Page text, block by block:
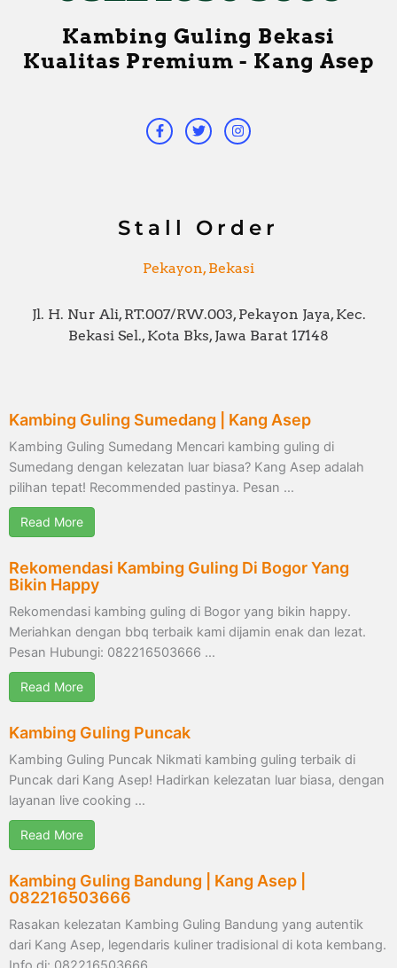
Kambing Guling Bekasi
Kualitas Premium - Kang Asep
c
e
b
i
t
t
s
t
a
Stall Order
Pekayon, Bekasi
Jl. H. Nur Ali, RT.007/RW.003, Pekayon Jaya, Kec.
Bekasi Sel., Kota Bks, Jawa Barat 17148
Kambing Guling Sumedang | Kang Asep
Kambing Guling Sumedang Mencari kambing guling di
Sumedang dengan kelezatan luar biasa? Kang Asep adalah
pilihan tepat! Recommended pastinya. Pesan …
Read More
Rekomendasi Kambing Guling Di Bogor Yang
Bikin Happy
Rekomendasi kambing guling di Bogor yang bikin happy.
Meriahkan dengan bbq terbaik kami dijamin enak dan lezat.
Pesan Hubungi: 082216503666 …
Read More
Kambing Guling Puncak
Kambing Guling Puncak Nikmati kambing guling terbaik di
Puncak dari Kang Asep! Hadirkan kelezatan luar biasa, dengan
layanan live cooking …
Read More
Kambing Guling Bandung | Kang Asep |
082216503666
Rasakan kelezatan Kambing Guling Bandung yang autentik
dari Kang Asep, legendaris kuliner tradisional di kota kembang.